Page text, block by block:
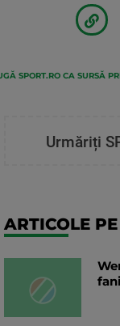
SPORT.RO CA SURSĂ
Urmăriți
ARTICOLE